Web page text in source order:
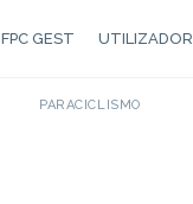
FPC GEST UTILIZADOR
PARACICLISMO